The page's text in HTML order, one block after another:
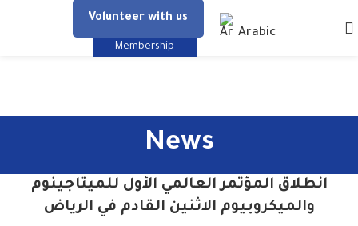
Volunteer with us
Membership
Arabic
News
انطلاق المؤتمر العالمي الأول للميتاجينوم
والميكروبيوم الاثنين القادم في الرياض